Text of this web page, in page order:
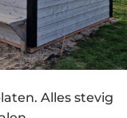
Alles stevig